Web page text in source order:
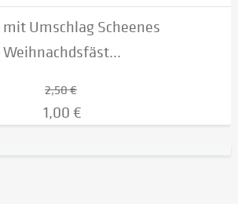
Umschlag Scheenes
Weihnachdsfäst...
2,50 €
1,00 €